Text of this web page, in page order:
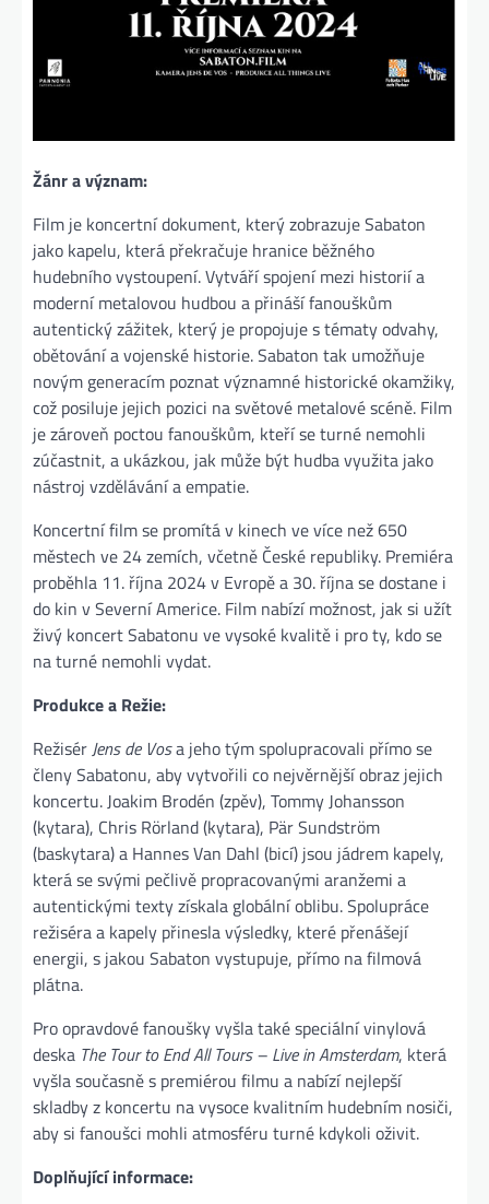
Žánr a význam:
Film je koncertní dokument, který zobrazuje Sabaton
jako kapelu, která překračuje hranice běžného
hudebního vystoupení. Vytváří spojení mezi historií a
moderní metalovou hudbou a přináší fanouškům
autentický zážitek, který je propojuje s tématy odvahy,
obětování a vojenské historie. Sabaton tak umožňuje
novým generacím poznat významné historické okamžiky,
což posiluje jejich pozici na světové metalové scéně. Film
je zároveň poctou fanouškům, kteří se turné nemohli
zúčastnit, a ukázkou, jak může být hudba využita jako
nástroj vzdělávání a empatie.
Koncertní film se promítá v kinech ve více než 650
městech ve 24 zemích, včetně České republiky. Premiéra
proběhla 11. října 2024 v Evropě a 30. října se dostane i
do kin v Severní Americe. Film nabízí možnost, jak si užít
živý koncert Sabatonu ve vysoké kvalitě i pro ty, kdo se
na turné nemohli vydat​.
Produkce a Režie:
Režisér Jens de Vosa jeho tým spolupracovali přímo se
členy Sabatonu, aby vytvořili co nejvěrnější obraz jejich
koncertu. Joakim Brodén (zpěv), Tommy Johansson
(kytara), Chris Rörland (kytara), Pär Sundström
(baskytara) a Hannes Van Dahl (bicí) jsou jádrem kapely,
která se svými pečlivě propracovanými aranžemi a
autentickými texty získala globální oblibu. Spolupráce
režiséra a kapely přinesla výsledky, které přenášejí
energii, s jakou Sabaton vystupuje, přímo na filmová
plátna.
Pro opravdové fanoušky vyšla také speciální vinylová
deska The Tour to End All Tours – Live in Amsterdam, která
vyšla současně s premiérou filmu a nabízí nejlepší
skladby z koncertu na vysoce kvalitním hudebním nosiči,
aby si fanoušci mohli atmosféru turné kdykoli oživit​.
Doplňující informace: